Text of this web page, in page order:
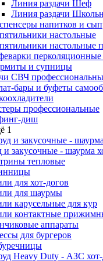
Линия раздачи Шеф
Линия раздачи
напитков и
настольные
настольные
и супницы
СВЧ
бары и буфеты
профессиональные
диш
1
и закусочные - шаурма
тепловые
для хот-догов
для шаурмы
карусельные для кур
контактные
аппараты
для бургеров